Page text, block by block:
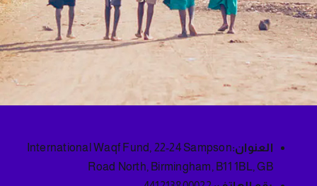
العنوان:International Waqf Fund, 22-24 Sampson
Road North, Birmingham, B11 1BL, GB